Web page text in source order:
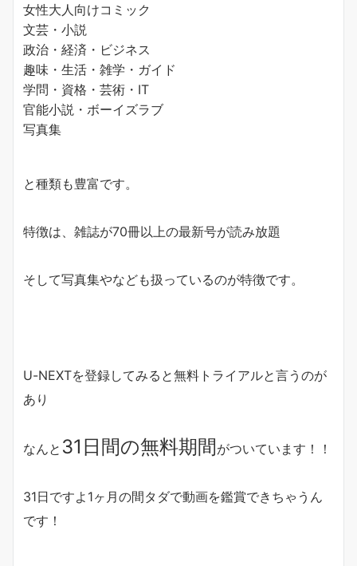
女性大人向けコミック
文芸・小説
政治・経済・ビジネス
趣味・生活・雑学・ガイド
学問・資格・芸術・IT
官能小説・ボーイズラブ
写真集
と種類も豊富です。
特徴は、雑誌が70冊以上の最新号が読み放題
そして写真集やなども扱っているのが特徴です。
U-NEXTを登録してみると無料トライアルと言うのが
あり
なんと 31日間の無料期間がついています！！
31日ですよ1ヶ月の間タダで動画を鑑賞できちゃうん
です！